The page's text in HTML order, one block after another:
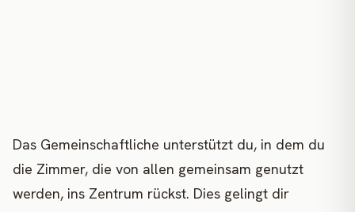
Das Gemeinschaftliche unterstützt du, in dem du
die Zimmer, die von allen gemeinsam genutzt
werden, ins Zentrum rückst. Dies gelingt dir